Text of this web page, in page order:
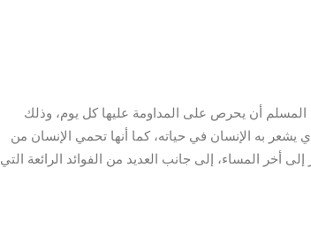
المسلم أن يحرص على المداومة عليها كل يوم، وذلك
يشعر به الإنسان في حياته، كما أنها تحمي الإنسان من
أخر المساء، إلى جانب العديد من الفوائد الرائعة التي